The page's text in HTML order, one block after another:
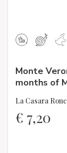
Monte
months of
La Casara
€ 7,20